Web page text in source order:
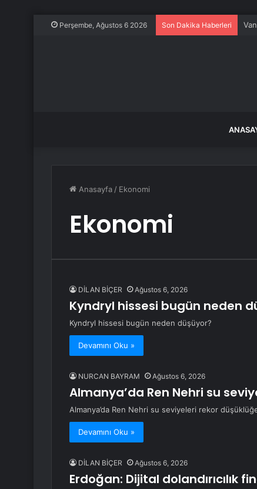
Perşembe, Ağustos 6 2026 Son Dakika Haberleri
Anasayfa / Ekonomi
Ekonomi
DİLAN BİÇER Ağustos 6, 2026
Kyndryl hissesi bugün neden
Kyndryl hissesi bugün neden düşüyor?
Devamını Oku »
NURCAN BAYRAM Ağustos 6, 2026
Almanya’da Ren Nehri su
Almanya’da Ren Nehri su seviyeleri rekor
Devamını Oku »
DİLAN BİÇER Ağustos 6, 2026
Erdoğan: Dijital